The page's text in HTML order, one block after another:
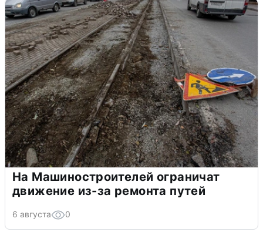
На Машиностроителей ограничат
движение из-за ремонта путей
6 августа 0